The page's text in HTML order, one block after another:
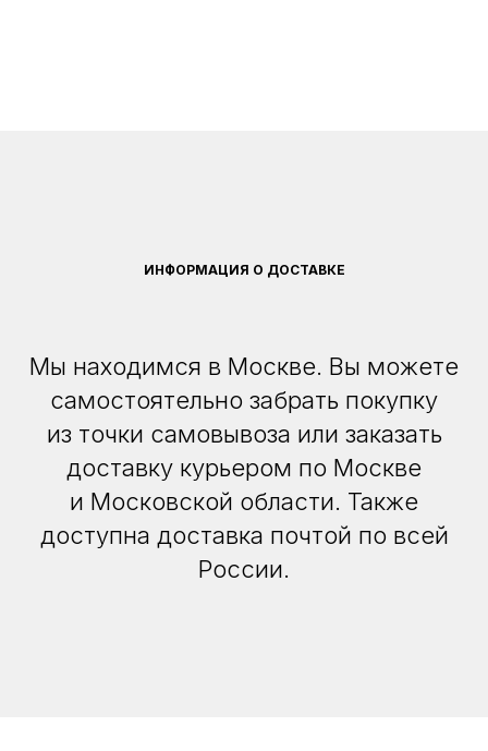
ИНФОРМАЦИЯ О ДОСТАВКЕ
Мы находимся в Москве. Вы можете
самостоятельно забрать покупку
из точки самовывоза или заказать
доставку курьером по Москве
и Московской области. Также
доступна доставка почтой по всей
России.